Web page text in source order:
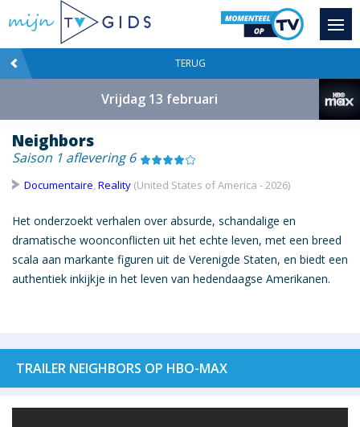
TERUG
Vrijdag 13 februari
Neighbors
Saison 1 aflevering 6
Documentaire,Reality (United States of America - 2026)
Het onderzoekt verhalen over absurde, schandalige en
dramatische woonconflicten uit het echte leven, met een breed
scala aan markante figuren uit de Verenigde Staten, en biedt een
authentiek inkijkje in het leven van hedendaagse Amerikanen.
TRAILER NEIGHBORS OP HBO-MAX